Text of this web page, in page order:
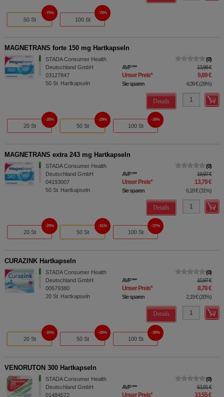
50 St
70%
100 St
70%
MAGNETRANS forte 150 mg Hartkapseln
STADA Consumer Health
Deutschland GmbH
03127847
50 St Hartkapseln
0
AVP*** 13,98 €
Unser Preis* 9,89 €
Sie sparen 4,09 €(29%)
Details
20 St
28%
50 St
29%
100 St
39%
MAGNETRANS extra 243 mg Hartkapseln
STADA Consumer Health
Deutschland GmbH
04193007
50 St Hartkapseln
0
AVP*** 19,97 €
Unser Preis* 13,79 €
Sie sparen 6,18 €(31%)
Details
20 St
29%
50 St
31%
100 St
37%
CURAZINK Hartkapseln
STADA Consumer Health
Deutschland GmbH
00679380
20 St Hartkapseln
0
AVP*** 10,97 €
Unser Preis* 8,78 €
Sie sparen 2,19 €(20%)
Details
20 St
20%
50 St
45%
100 St
39%
VENORUTON 300 Hartkapseln
STADA Consumer Health
Deutschland GmbH
01484572
0
AVP*** 53,81 €
Unser Preis* 33,55 €